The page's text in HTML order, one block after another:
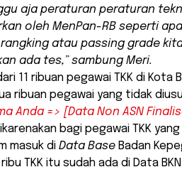
aja peraturan peraturan
oleh MenPan-RB seperti
atau passing grade
ada tes,” sambung Meri.
11 ribuan pegawai TKK di Kota
ribuan pegawai yang tidak
Anda => [Data Non ASN
bagi pegawai TKK
masuk di Data Base Badan
TKK itu sudah ada di Data